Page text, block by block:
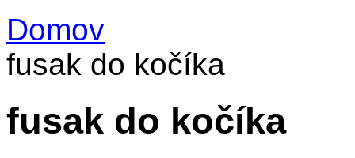
Domov
fusak do kočíka
fusak do kočíka